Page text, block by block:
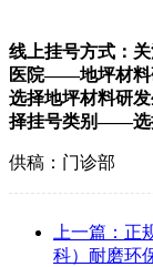
线上挂号方式：
医院——地坪材
选择地坪材料研
择挂号类别——
供稿：门诊部
上一篇：正
科）耐磨环